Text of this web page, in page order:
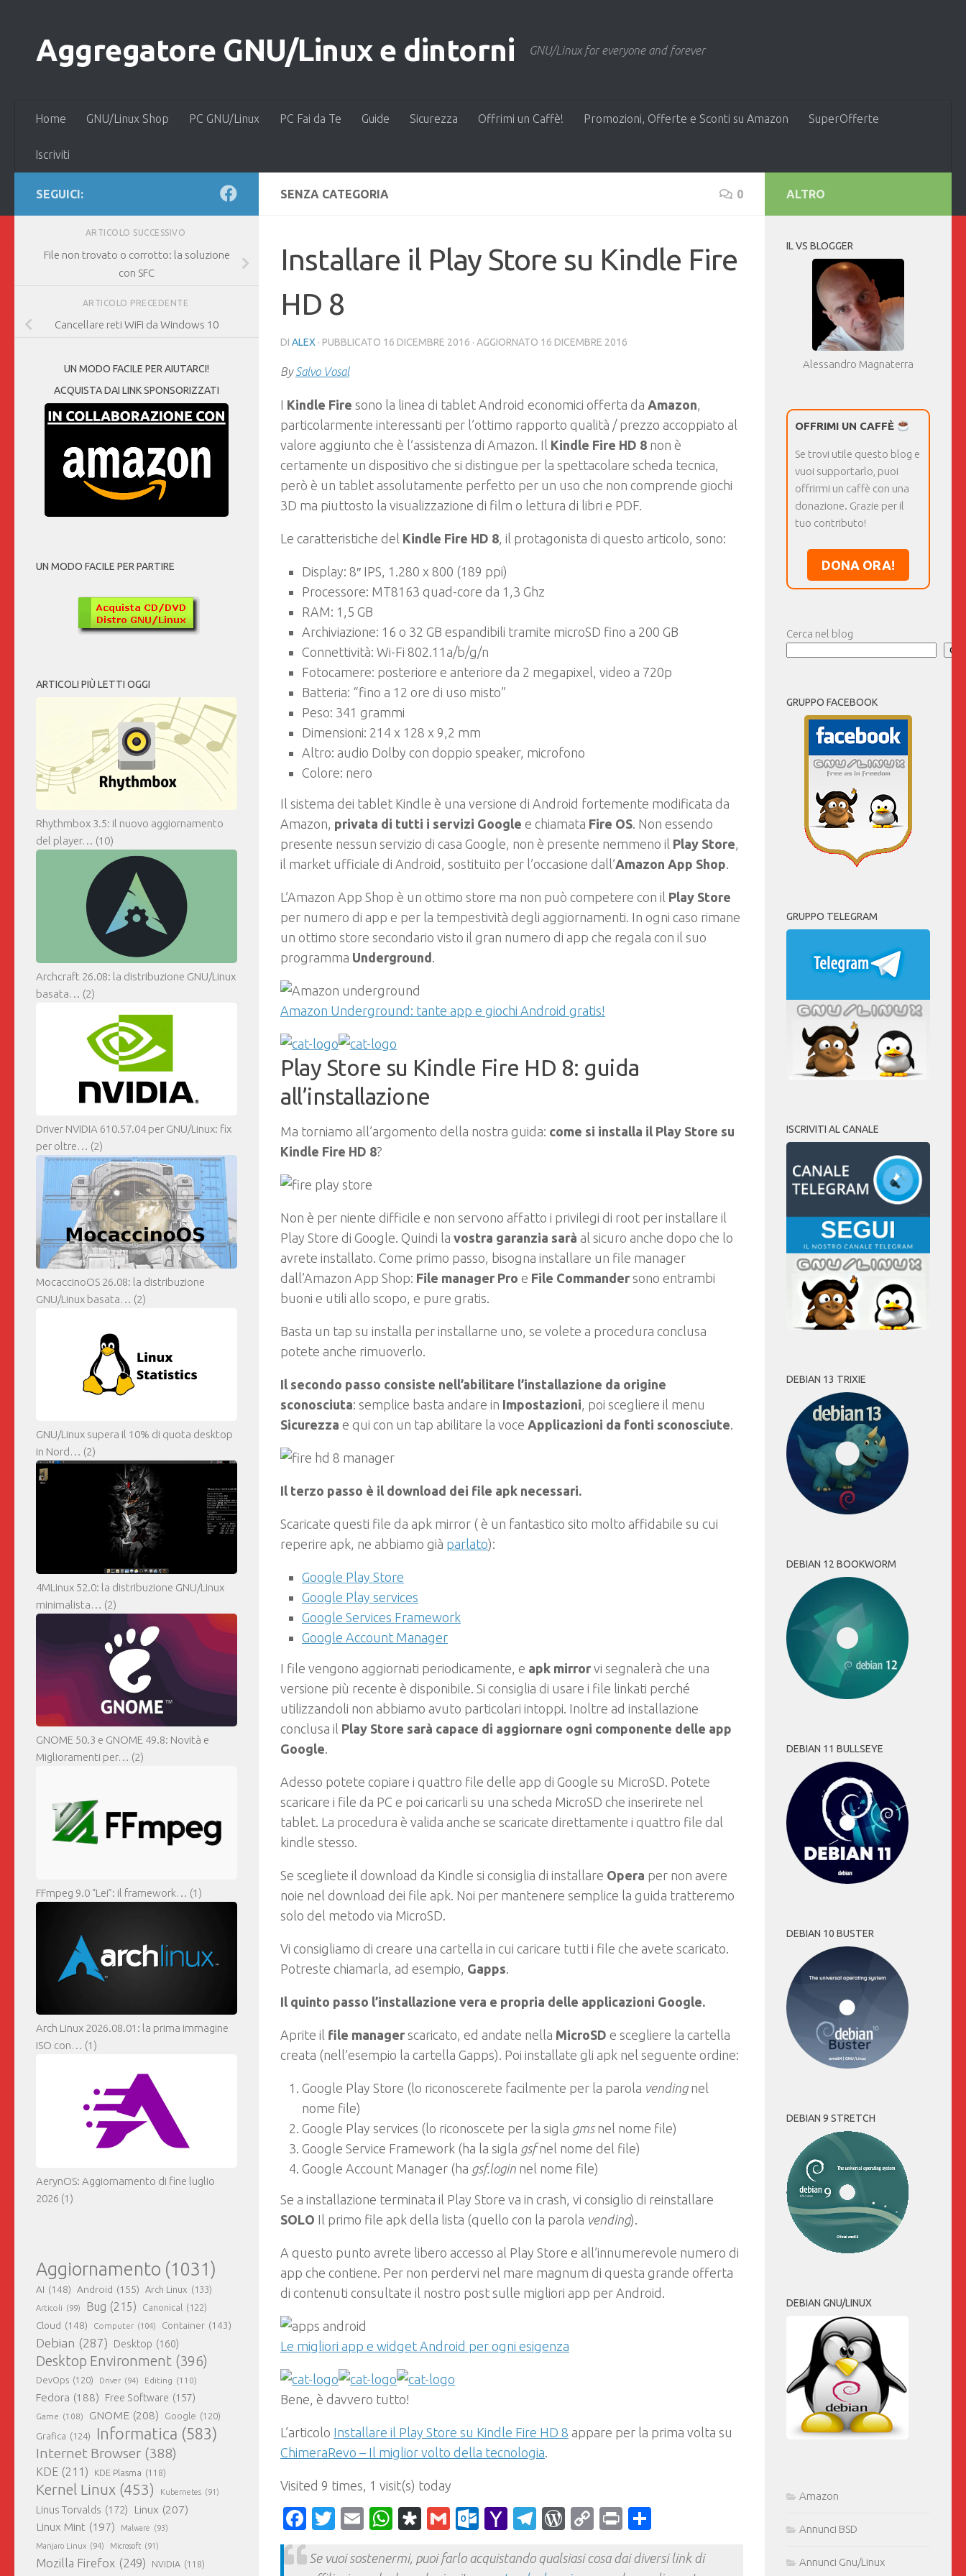
Aggregatore GNU/Linux e dintorni GNU/Linux for everyone and forever
Home GNU/Linux Shop PC GNU/Linux PC Fai da Te Guide Sicurezza Offrimi un Caffè! Promozioni, Offerte e Sconti su Amazon SuperOfferte
Iscriviti
SENZA CATEGORIA 0
Installare il Play Store su Kindle Fire
HD 8
DI ALEX · PUBBLICATO 16 DICEMBRE 2016 · AGGIORNATO 16 DICEMBRE 2016
BySalvo Vosal
I Kindle Fire sono la linea di tablet Android economici offerta da Amazon,
particolarmente interessanti per l’ottimo rapporto qualità / prezzo accoppiato al
valore aggiunto che è l’assistenza di Amazon. Il Kindle Fire HD 8 non è
certamente un dispositivo che si distingue per la spettacolare scheda tecnica,
però è un tablet assolutamente perfetto per un uso che non comprende giochi
3D ma piuttosto la visualizzazione di film o lettura di libri e PDF.
Le caratteristiche del Kindle Fire HD 8, il protagonista di questo articolo, sono:
Display: 8″ IPS, 1.280 x 800 (189 ppi)
Processore: MT8163 quad-core da 1,3 Ghz
RAM: 1,5 GB
Archiviazione: 16 o 32 GB espandibili tramite microSD fino a 200 GB
Connettività: Wi-Fi 802.11a/b/g/n
Fotocamere: posteriore e anteriore da 2 megapixel, video a 720p
Batteria: “fino a 12 ore di uso misto”
Peso: 341 grammi
Dimensioni: 214 x 128 x 9,2 mm
Altro: audio Dolby con doppio speaker, microfono
Colore: nero
Il sistema dei tablet Kindle è una versione di Android fortemente modificata da
Amazon, privata di tutti i servizi Google e chiamata Fire OS. Non essendo
presente nessun servizio di casa Google, non è presente nemmeno il Play Store,
il market ufficiale di Android, sostituito per l’occasione dall’Amazon App Shop.
L’Amazon App Shop è un ottimo store ma non può competere con il Play Store
per numero di app e per la tempestività degli aggiornamenti. In ogni caso rimane
un ottimo store secondario visto il gran numero di app che regala con il suo
programma Underground .
Amazon Underground: tante app e giochi Android gratis!
Play Store su Kindle Fire HD 8: guida
all’installazione
Ma torniamo all’argomento della nostra guida: come si installa il Play Store su
Kindle Fire HD 8?
Non è per niente difficile e non servono affatto i privilegi di root per installare il
Play Store di Google. Quindi la vostra garanzia sarà al sicuro anche dopo che lo
avrete installato. Come primo passo, bisogna installare un file manager
dall’Amazon App Shop: File manager Pro e File Commander sono entrambi
buoni e utili allo scopo, e pure gratis.
Basta un tap su installa per installarne uno, se volete a procedura conclusa
potete anche rimuoverlo.
Il secondo passo consiste nell’abilitare l’installazione da origine
sconosciuta: semplice basta andare in Impostazioni, poi scegliere il menu
Sicurezza e qui con un tap abilitare la voce Applicazioni da fonti sconosciute.
Il terzo passo è il download dei file apk necessari.
Scaricate questi file da apk mirror ( è un fantastico sito molto affidabile su cui
reperire apk, ne abbiamo già parlato):
Google Play Store
Google Play services
Google Services Framework
Google Account Manager
I file vengono aggiornati periodicamente, e apk mirror vi segnalerà che una
versione più recente è disponibile. Si consiglia di usare i file linkati perché
utilizzandoli non abbiamo avuto particolari intoppi. Inoltre ad installazione
conclusa il Play Store sarà capace di aggiornare ogni componente delle app
Google.
Adesso potete copiare i quattro file delle app di Google su MicroSD. Potete
scaricare i file da PC e poi caricarli su una scheda MicroSD che inserirete nel
tablet. La procedura è valida anche se scaricate direttamente i quattro file dal
kindle stesso.
Se scegliete il download da Kindle si consiglia di installare Opera per non avere
noie nel download dei file apk. Noi per mantenere semplice la guida tratteremo
solo del metodo via MicroSD.
Vi consigliamo di creare una cartella in cui caricare tutti i file che avete scaricato.
Potreste chiamarla, ad esempio, Gapps.
Il quinto passo l’installazione vera e propria delle applicazioni Google.
Aprite il file manager scaricato, ed andate nella MicroSD e scegliere la cartella
creata (nell’esempio la cartella Gapps). Poi installate gli apk nel seguente ordine:
Google Play Store (lo riconoscerete facilmente per la parola vendingnel
nome file)
Google Play services (lo riconoscete per la sigla gmsnel nome file)
Google Service Framework (ha la sigla gsfnel nome del file)
Google Account Manager (ha gsf.login nel nome file)
Se a installazione terminata il Play Store va in crash, vi consiglio di reinstallare
SOLO Il primo file apk della lista (quello con la parola vending).
A questo punto avrete libero accesso al Play Store e all’innumerevole numero di
app che contiene. Per non perdervi nel mare magnum di questa grande offerta
di contenuti consultate il nostro post sulle migliori app per Android.
Le migliori app e widget Android per ogni esigenza
Bene, è davvero tutto!
L’articolo Installare il Play Store su Kindle Fire HD 8 appare per la prima volta su
ChimeraRevo – Il miglior volto della tecnologia.
Visited 9 times, 1 visit(s) today
Facebook
Twitter
EmailWhatsApp
Diaspora
GmailOutlook.com
YahooTelegram
WordPress
CopyPrint
Se vuoi sostenermi, puoi farlo acquistando qualsiasi cosa dai diversi link di
SEGUICI:
ARTICOLO SUCCESSIVO
File non trovato o corrotto: la soluzione
con SFC
ARTICOLO PRECEDENTE
Cancellare reti WiFi da Windows 10
UN MODO FACILE PER AIUTARCI!
ACQUISTA DAI LINK SPONSORIZZATI
UN MODO FACILE PER PARTIRE
ARTICOLI PIÙ LETTI OGGI
Rhythmbox 3.5: il nuovo aggiornamento
del player… (10)
Archcraft 26.08: la distribuzione GNU/Linux
basata… (2)
Driver NVIDIA 610.57.04 per GNU/Linux: fix
per oltre… (2)
MocaccinoOS 26.08: la distribuzione
GNU/Linux basata… (2)
GNU/Linux supera il 10% di quota desktop
in Nord… (2)
4MLinux 52.0: la distribuzione GNU/Linux
minimalista… (2)
GNOME 50.3 e GNOME 49.8: Novità e
Miglioramenti per… (2)
FFmpeg 9.0 “Lei”: il framework… (1)
Arch Linux 2026.08.01: la prima immagine
ISO con… (1)
AerynOS: Aggiornamento di fine luglio
2026 (1)
Aggiornamento (1031)
AI (148) Android (155) Arch Linux (133)
Articoli (99) Bug (215) Canonical (122)
Cloud (148) Computer (104) Container (143)
Debian (287) Desktop (160)
Desktop Environment (396)
DevOps (120) Driver (94) Editing (110)
Fedora (188) Free Software (157)
Game (108) GNOME (208) Google (120)
Grafica (124) Informatica (583)
Internet Browser (388)
KDE (211) KDE Plasma (118)
Kernel Linux (453) Kubernetes (91)
Linus Torvalds (172) Linux (207)
Linux Mint (197) Malware (93)
Manjaro Linux (94) Microsoft (91)
Mozilla Firefox (249) NVIDIA (118)
ALTRO
IL VS BLOGGER
Alessandro Magnaterra
OFFRIMI UN CAFFÈ
Se trovi utile questo blog e
vuoi supportarlo, puoi
offrirmi un caffè con una
donazione. Grazie per il
tuo contributo!
DONA ORA!
Cerca nel blog
GRUPPO FACEBOOK
GRUPPO TELEGRAM
ISCRIVITI AL CANALE
DEBIAN 13 TRIXIE
DEBIAN 12 BOOKWORM
DEBIAN 11 BULLSEYE
DEBIAN 10 BUSTER
DEBIAN 9 STRETCH
DEBIAN GNU/LINUX
Amazon
Annunci BSD
Annunci Gnu/Linux